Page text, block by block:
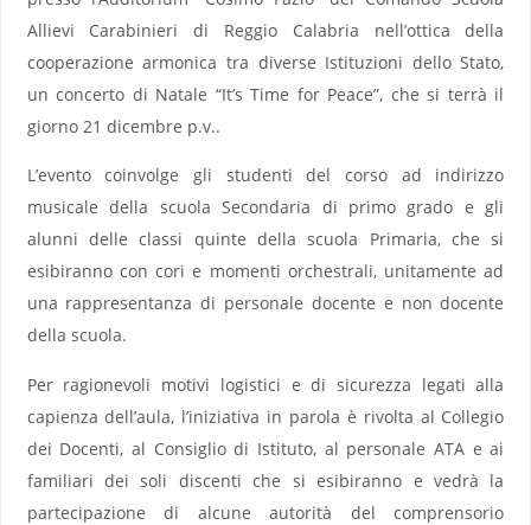
Allievi Carabinieri di Reggio Calabria nell’ottica della
cooperazione armonica tra diverse Istituzioni dello Stato,
un concerto di Natale “It’s Time for Peace”, che si terrà il
giorno 21 dicembre p.v..
L’evento coinvolge gli studenti del corso ad indirizzo
musicale della scuola Secondaria di primo grado e gli
alunni delle classi quinte della scuola Primaria, che si
esibiranno con cori e momenti orchestrali, unitamente ad
una rappresentanza di personale docente e non docente
della scuola.
Per ragionevoli motivi logistici e di sicurezza legati alla
capienza dell’aula, l’iniziativa in parola è rivolta al Collegio
dei Docenti, al Consiglio di Istituto, al personale ATA e ai
familiari dei soli discenti che si esibiranno e vedrà la
partecipazione di alcune autorità del comprensorio